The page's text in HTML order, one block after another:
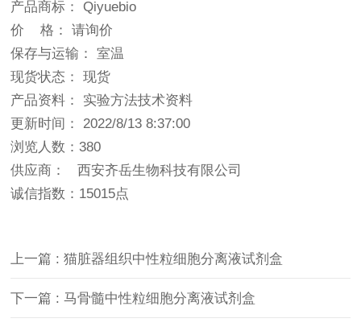
产品商标： Qiyuebio
价 格： 请询价
保存与运输： 室温
现货状态： 现货
产品资料： 实验方法技术资料
更新时间： 2022/8/13 8:37:00
浏览人数：380
供应商： 西安齐岳生物科技有限公司
诚信指数： 15015点
上一篇 : 猫脏器组织中性粒细胞分离液试剂盒
下一篇 : 马骨髓中性粒细胞分离液试剂盒